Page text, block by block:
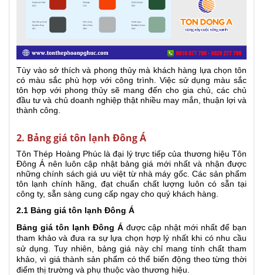
Tùy vào sở thích và phong thủy mà khách hàng lựa chọn tôn
có màu sắc phù hợp với công trình. Việc sử dụng màu sắc
tôn hợp với phong thủy sẽ mang đến cho gia chủ, các chủ
đầu tư và chủ doanh nghiệp thật nhiều may mắn, thuận lợi và
thành công.
2. Bảng giá tôn lạnh Đông Á
Tôn Thép Hoàng Phúc là đại lý trực tiếp của thương hiệu Tôn
Đông Á nên luôn cập nhật bảng giá mới nhất và nhận được
những chính sách giá ưu việt từ nhà máy gốc. Các sản phẩm
tôn lạnh chính hãng, đạt chuẩn chất lượng luôn có sẵn tại
công ty, sẵn sàng cung cấp ngay cho quý khách hàng.
2.1 Bảng giá tôn lạnh Đông Á
Bảng giá tôn lạnh Đông Á được cập nhật mới nhất để bạn
tham khảo và đưa ra sự lựa chọn hợp lý nhất khi có nhu cầu
sử dụng. Tuy nhiên, bảng giá này chỉ mang tính chất tham
khảo, vì giá thành sản phẩm có thể biến động theo từng thời
điểm thị trường và phụ thuộc vào thương hiệu.